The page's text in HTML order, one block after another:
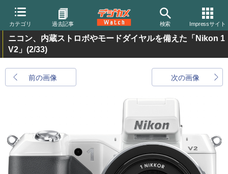
カテゴリ 過去記事 検索 Impressサイト
ニコン、内蔵ストロボやモードダイヤルを備えた「Nikon 1
V2」 (2/33)
前の画像 次の画像